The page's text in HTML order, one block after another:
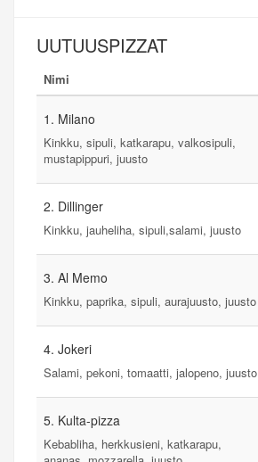
UUTUUSPIZZAT
Nimi
1. Milano
Kinkku, sipuli, katkarapu, valkosipuli,
mustapippuri, juusto
2. Dillinger
Kinkku, jauheliha, sipuli,salami, juusto
3. Al Memo
Kinkku, paprika, sipuli, aurajuusto, juusto
4. Jokeri
Salami, pekoni, tomaatti, jalopeno, juusto
5. Kulta-pizza
Kebabliha, herkkusieni, katkarapu,